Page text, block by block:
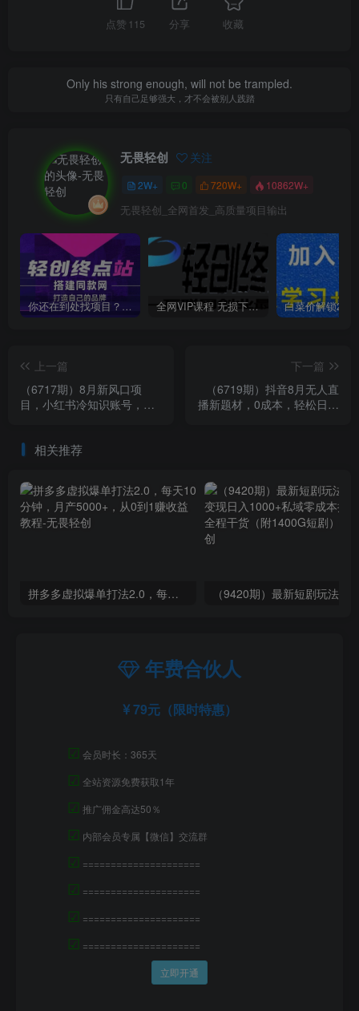
点赞 115 分享 收藏
Only his strong enough, will not be trampled.
只有自己足够强大，才不会被别人践踏
无畏轻创 关注
2W+ 0 720W+ 10862W+
无畏轻创_全网首发_高质量项目输出
你还在到处找项目？还在当韭菜？我靠卖项目一个月收入5万+，曾经我也是个失败者。 全网VIP课程 无损下载~
上一篇
（6717期）8月新风口项
目，小红书冷知识账号，无
下一篇
（6719期）抖音8月无人直
播新题材，0成本，轻松日入
相关推荐
拼多多虚拟爆单打法2.0，每天10分钟，月产5000+，从0到1赚收益教程
年费合伙人
79元（限时特惠）
☑ 会员时长：365天
☑ 全站资源免费获取1年
☑ 推广佣金高达50％
☑ 内部会员专属【微信】交流群
☑ =====================
☑ =====================
☑ =====================
☑ =====================
立即开通